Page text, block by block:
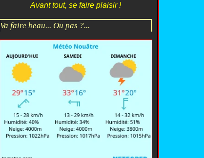
Avant tout, se faire plaisir !
Va faire beau... Ou pas ?...